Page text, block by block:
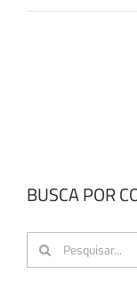
BUSCA POR
Buscar
resultados